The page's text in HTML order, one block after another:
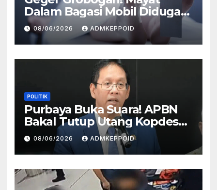
Dalam Bagasi Mobil Diduga
Terkait Hilangnya Bos Konter
HP
08/06/2026 ADMKEPPOID
POLITIK
Purbaya Buka Suara! APBN
Bakal Tutup Utang Kopdes
Rp 240 Triliun, Cicilan Rp 40
Triliun per Tahun
08/06/2026 ADMKEPPOID